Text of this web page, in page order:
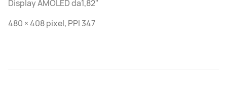
Display AMOLED da1,82"
480 × 408 pixel, PPI 347